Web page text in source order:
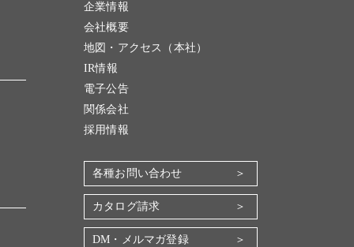
企業情報
会社概要
地図・アクセス（本社）
IR情報
電子公告
関係会社
採用情報
各種お問い合わせ
カタログ請求
DM・メルマガ登録